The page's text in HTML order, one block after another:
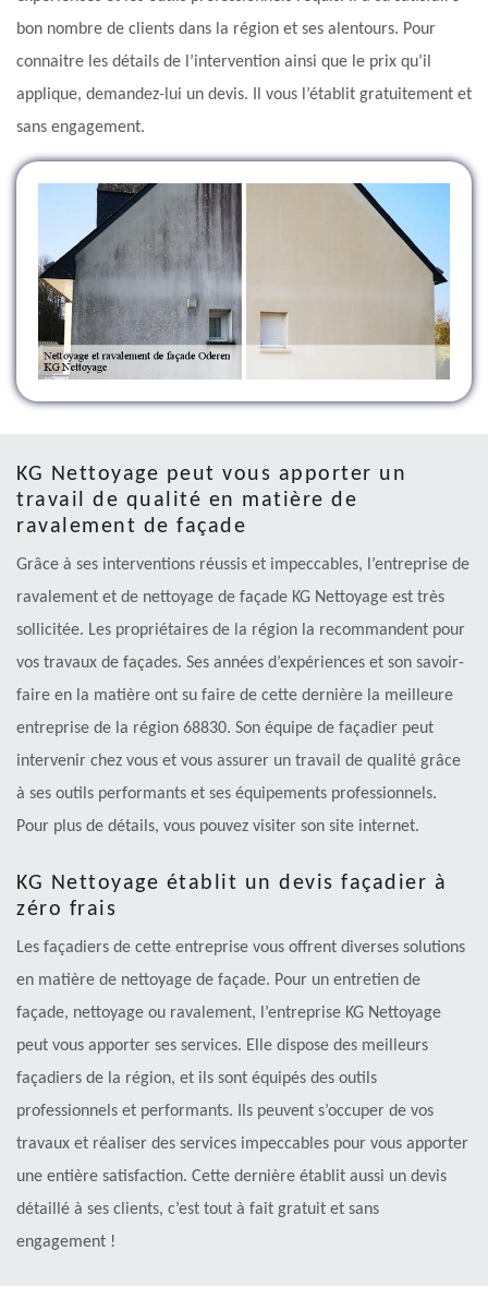
bon nombre de clients dans la région et ses alentours. Pour
connaitre les détails de l’intervention ainsi que le prix qu’il
applique, demandez-lui un devis. Il vous l’établit gratuitement et
sans engagement.
KG Nettoyage peut vous apporter un
travail de qualité en matière de
ravalement de façade
Grâce à ses interventions réussis et impeccables, l’entreprise de
ravalement et de nettoyage de façade KG Nettoyage est très
sollicitée. Les propriétaires de la région la recommandent pour
vos travaux de façades. Ses années d’expériences et son savoir-
faire en la matière ont su faire de cette dernière la meilleure
entreprise de la région 68830. Son équipe de façadier peut
intervenir chez vous et vous assurer un travail de qualité grâce
à ses outils performants et ses équipements professionnels.
Pour plus de détails, vous pouvez visiter son site internet.
KG Nettoyage établit un devis façadier à
zéro frais
Les façadiers de cette entreprise vous offrent diverses solutions
en matière de nettoyage de façade. Pour un entretien de
façade, nettoyage ou ravalement, l’entreprise KG Nettoyage
peut vous apporter ses services. Elle dispose des meilleurs
façadiers de la région, et ils sont équipés des outils
professionnels et performants. Ils peuvent s’occuper de vos
travaux et réaliser des services impeccables pour vous apporter
une entière satisfaction. Cette dernière établit aussi un devis
détaillé à ses clients, c’est tout à fait gratuit et sans
engagement !